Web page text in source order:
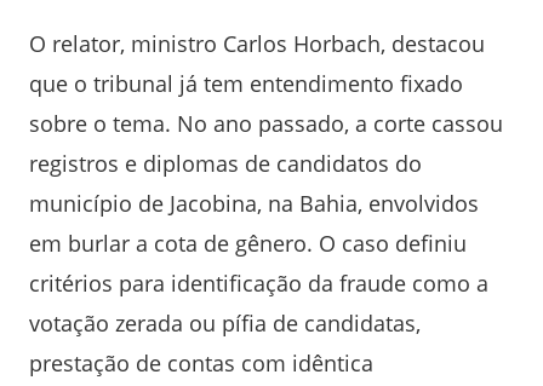
O relator, ministro Carlos Horbach, destacou
que o tribunal já tem entendimento fixado
sobre o tema. No ano passado, a corte cassou
registros e diplomas de candidatos do
município de Jacobina, na Bahia, envolvidos
em burlar a cota de gênero. O caso definiu
critérios para identificação da fraude como a
votação zerada ou pífia de candidatas,
prestação de contas com idêntica